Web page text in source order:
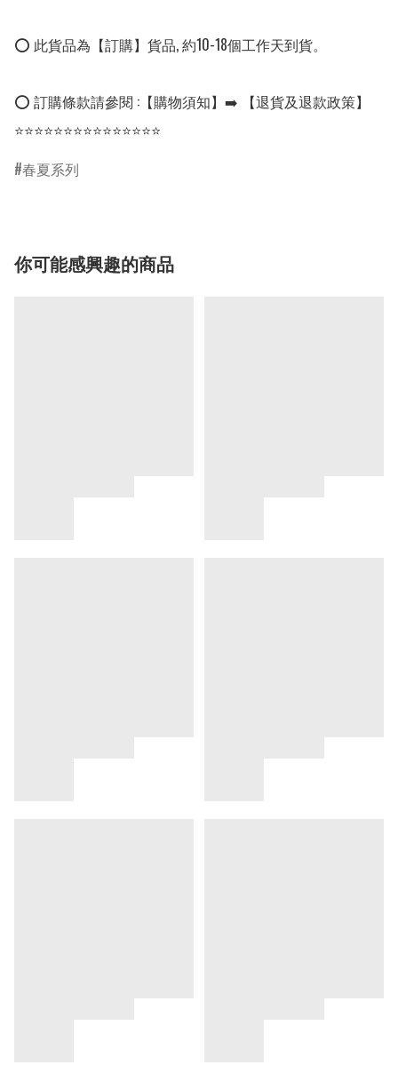
⭕ 此貨品為【訂購】貨品, 約10-18個工作天到貨。
⭕ 訂購條款請參閱 :【購物須知】➡️ 【退貨及退款政策】
⭐⭐⭐⭐⭐⭐⭐⭐⭐⭐⭐⭐⭐⭐⭐
春夏系列
你可能感興趣的商品